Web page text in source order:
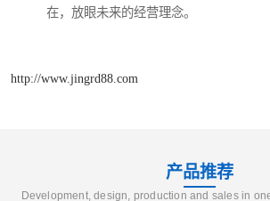
在，放眼未来的经营理念。
http://www.jingrd88.com
产品推荐
Development, design, production and sales in